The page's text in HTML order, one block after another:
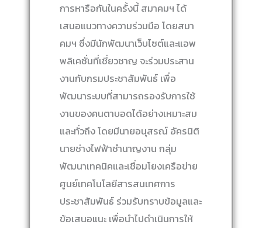
การหารือกันในครั้งนี้ สมาคมฯ ได้
เสนอแนวทางความร่วมมือ โดยสมา
คมฯ ซึ่งมีนักพัฒนาเว็บไซต์และแอพ
พลิเคชั่นที่เชี่ยวชาญ จะร่วมประสาน
งานกับกรมประชาสัมพันธ์ เพื่อ
พัฒนาระบบที่สามารถรองรับการใช้
งานของคนตาบอดได้อย่างเหมาะสม
และทั่วถึง โดยมีนายอนุสรณ์ อัครนิติ
นายช่างไฟฟ้าชำนาญงาน กลุ่ม
พัฒนาเทคนิคและเชื่อมโยงเครือข่าย
ศูนย์เทคโนโลยีสารสนเทศการ
ประชาสัมพันธ์ ร่วมรับทราบข้อมูลและ
ข้อเสนอแนะ เพื่อนำไปดำเนินการให้